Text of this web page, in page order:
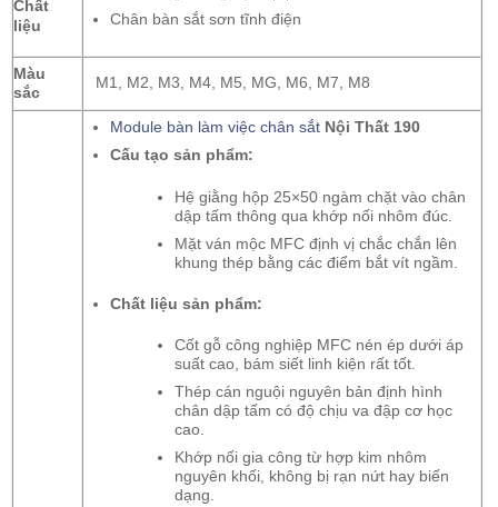
Chất
liệu
Chân bàn sắt sơn tĩnh điện
Màu
sắc
M1, M2, M3, M4, M5, MG, M6, M7, M8
Module bàn làm việc chân sắt Nội Thất 190
Cấu tạo sản phẩm:
Hệ giằng hộp 25×50 ngàm chặt vào chân
dập tấm thông qua khớp nối nhôm đúc.
Mặt ván mộc MFC định vị chắc chắn lên
khung thép bằng các điểm bắt vít ngầm.
Chất liệu sản phẩm:
Cốt gỗ công nghiệp MFC nén ép dưới áp
suất cao, bám siết linh kiện rất tốt.
Thép cán nguội nguyên bản định hình
chân dập tấm có độ chịu va đập cơ học
cao.
Khớp nối gia công từ hợp kim nhôm
nguyên khối, không bị rạn nứt hay biến
dạng.